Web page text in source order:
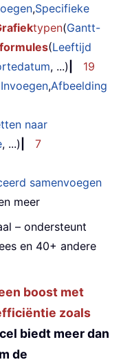
,Specifieke
typen(Gantt-
formules(Leeftijd
, ...)
19
,Afbeelding
naar
, ...)
7
samenvoegen
meer
– ondersteunt
en 40+ andere
boost met
zoals
biedt meer dan
de